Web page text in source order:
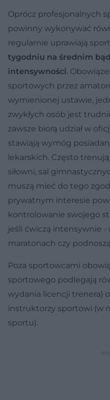
Oprócz profesjonalnych
powinny wykonywać
regularnie uprawiają sport
tygodniu na średnim
intensywności.
sportowych przez
wymienionej ustawie,
zwykłych osób jest
zawsze biorą udział w
stawiają wymóg
lekarskich. Często
siłowni, sal
muszą mieć do tego
prywatnym interesie
kontrolowanie swojego
jeśli ćwiczą intensywnie -
maratonach czy
Poza sportowcami
sportowego podlegają
wydania licencji trenera)
instruktorzy sportowi (w
sportu).